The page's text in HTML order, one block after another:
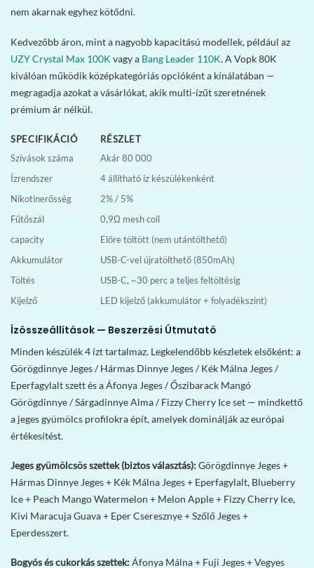
nem akarnak egyhez kötődni.
Kedvezőbb áron, mint a nagyobb kapacitású modellek, például az
UZY Crystal Max 100K vagy a Bang Leader 110K. A Vopk 80K
kiválóan működik középkategóriás opcióként a kínálatában —
megragadja azokat a vásárlókat, akik multi-ízűt szeretnének
prémium ár nélkül.
SPECIFIKÁCIÓ
RÉSZLET
Szívások száma
Akár 80 000
Ízrendszer
4 állítható íz készülékenként
Nikotinerősség
2% / 5%
Fűtőszál
0,9Ω mesh coil
capacity
Előre töltött (nem utántölthető)
Akkumulátor
USB-C-vel újratölthető (850mAh)
Töltés
USB-C, ~30 perc a teljes feltöltésig
Kijelző
LED kijelző (akkumulátor + folyadékszint)
Ízösszeállítások — Beszerzési Útmutató
Minden készülék 4 ízt tartalmaz. Legkelendőbb készletek elsőként: a
Görögdinnye Jeges / Hármas Dinnye Jeges / Kék Málna Jeges /
Eperfagylalt szett és a Áfonya Jeges / Őszibarack Mangó
Görögdinnye / Sárgadinnye Alma / Fizzy Cherry Ice set — mindkettő
a jeges gyümölcs profilokra épít, amelyek dominálják az európai
értékesítést.
Jeges gyümölcsös szettek (biztos választás):Görögdinnye Jeges +
Hármas Dinnye Jeges + Kék Málna Jeges + Eperfagylalt, Blueberry
Ice + Peach Mango Watermelon + Melon Apple + Fizzy Cherry Ice,
Kivi Maracuja Guava + Eper Cseresznye + Szőlő Jeges +
Eperdesszert.
Bogyós és cukorkás szettek:Áfonya Málna + Fuji Jeges + Vegyes